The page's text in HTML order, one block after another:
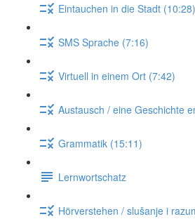
Eintauchen in die Stadt (10:28)
SMS Sprache (7:16)
Virtuell in einem Ort (7:42)
Austausch / eine Geschichte
Grammatik (15:11)
Lernwortschatz
Hörverstehen / slušanje i